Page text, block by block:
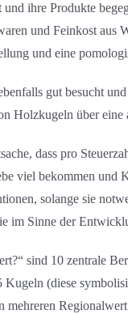
ihre Produkte
und Feinkost
und eine
gut besucht
Holzkugeln über
dass pro
viel bekommen und
solange sie
im Sinne der
sind 10 zentrale
(diese
mehreren